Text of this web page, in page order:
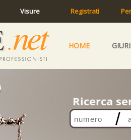
Visure Registrati
HOME